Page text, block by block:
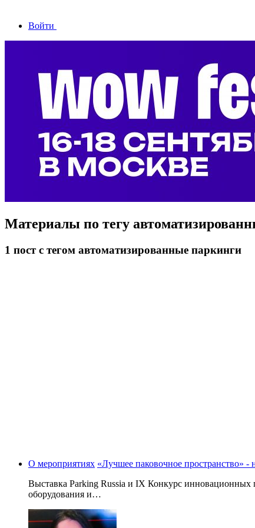
Войти
Материалы по тегу
1 постс тегом автоматизированные паркинги
О мероприятиях «Лучшее паковочное пространство»
Выставка Parking Russia и IX Конкурс
оборудования и…